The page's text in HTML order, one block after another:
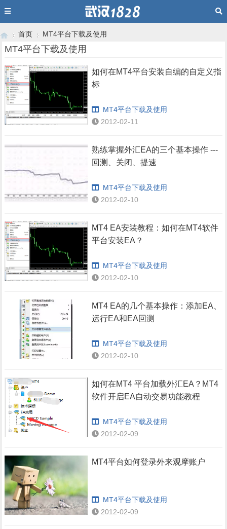
›
首页 MT4平台下载及使用
MT4平台下载及使用
如何在MT4平台安装自编的自定义指
标
MT4平台下载及使用
2012-02-11
熟练掌握外汇EA的三个基本操作 ---
回测、关闭、提速
MT4平台下载及使用
2012-02-10
MT4 EA安装教程：如何在MT4软件
平台安装EA？
MT4平台下载及使用
2012-02-10
MT4 EA的几个基本操作：添加EA、
运行EA和EA回测
MT4平台下载及使用
2012-02-10
如何在MT4 平台加载外汇EA？MT4
软件开启EA自动交易功能教程
MT4平台下载及使用
2012-02-09
MT4平台如何登录外来观摩账户
MT4平台下载及使用
2012-02-09